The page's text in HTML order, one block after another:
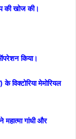
की खोज की।
किया।
मेमोरियल
गांधी और